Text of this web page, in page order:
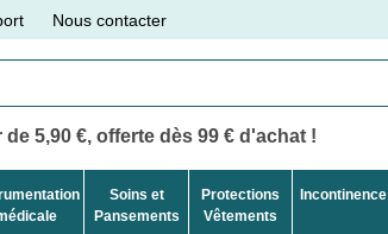
Nous contacter
5,90 €, offerte dès 99 € d'achat !
Soins et
Pansements
Protections
Vêtements
Incontinence